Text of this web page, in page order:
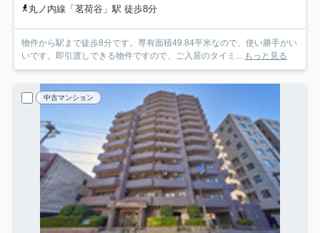
丸ノ内線「茗荷谷」駅 徒歩8分
物件から駅まで徒歩8分です。専有面積49.84平米なので、使い勝手がい
いです。即引渡しできる物件ですので、ご入居のタイミ... もっと見る
中古マンション